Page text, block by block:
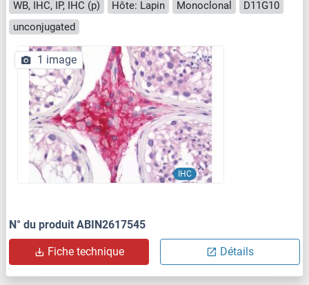
WB, IHC, IP, IHC (p)
Hôte: Lapin Monoclonal
D11G10
unconjugated
IHC
1 image
N° du produit ABIN2617545
Fiche technique Détails